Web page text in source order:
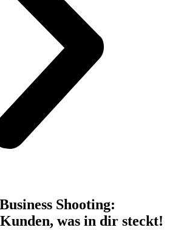
Shooting:
was in dir steckt!